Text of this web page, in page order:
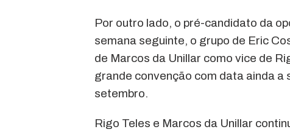
Por outro lado, o pré-candidato da
semana seguinte, o grupo de Eric
de Marcos da Unillar como vice de
grande convenção com data ainda a
setembro.
Rigo Teles e Marcos da Unillar